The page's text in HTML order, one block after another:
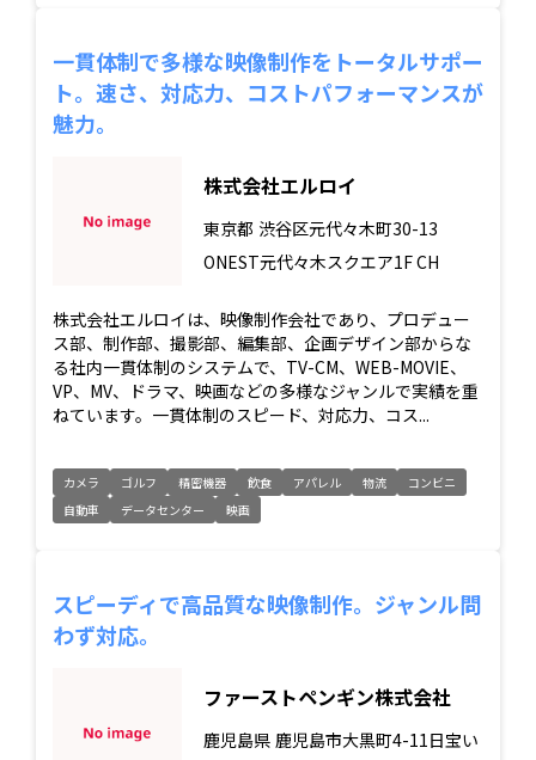
一貫体制で多様な映像制作をトータルサポー
ト。速さ、対応力、コストパフォーマンスが
魅力。
株式会社エルロイ
東京都 渋谷区元代々木町30-13
ONEST元代々木スクエア1F CH
株式会社エルロイは、映像制作会社であり、プロデュー
ス部、制作部、撮影部、編集部、企画デザイン部からな
る社内一貫体制のシステムで、TV-CM、WEB-MOVIE、
VP、MV、ドラマ、映画などの多様なジャンルで実績を重
ねています。一貫体制のスピード、対応力、コス...
カメラ ゴルフ 精密機器 飲食 アパレル 物流
コンビニ
自動車
データセンター 映画
スピーディで高品質な映像制作。ジャンル問
わず対応。
ファーストペンギン株式会社
鹿児島県 鹿児島市大黒町4-11日宝い